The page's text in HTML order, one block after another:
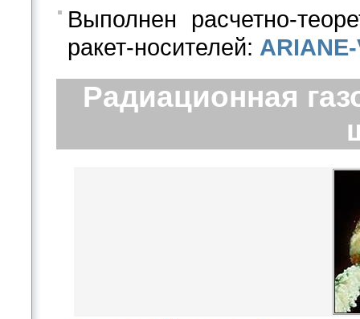
Выполнен расчетно-
ракет-носителей:
Радиационная